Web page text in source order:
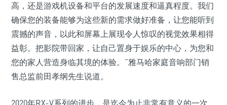
高，还是游戏机设备和平台的发展速度和逼真程度。我们
确保您的装备能够为这些新的需求做好准备，让您能听到
震撼的声音，以此和屏幕上展现令人惊叹的视觉效果相得
益彰。把影院带回家，让自己置身于娱乐的中心，为您和
您的家人营造身临其境的体验。”雅马哈家庭音响部门销
售总监前田孝纲先生说道。
2020年RX-V系列的进步，是迄今为止非常有意义的一次。